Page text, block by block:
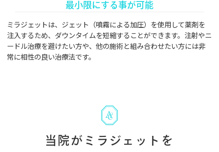
最小限にする事が可能
ミラジェットは、ジェット（噴霧による加圧）を使用して薬剤を
注入するため、ダウンタイムを短縮することができます。注射やニ
ードル治療を避けたい方や、他の施術と組み合わせたい方には非
常に相性の良い治療法です。
当院がミラジェットを